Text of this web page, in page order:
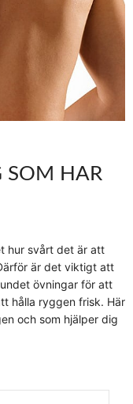
SOM HAR
hur svårt det är att
är det viktigt att
övningar för att
hålla ryggen frisk. Här
och som hjälper dig